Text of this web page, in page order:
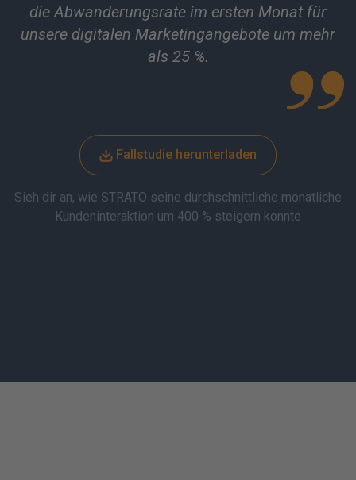
die Abwanderungsrate im ersten Monat für
unsere digitalen Marketingangebote um mehr
als 25 %.
Fallstudie herunterladen
Sieh dir an, wie STRATO seine durchschnittliche monatliche
Kundeninteraktion um 400 % steigern konnte